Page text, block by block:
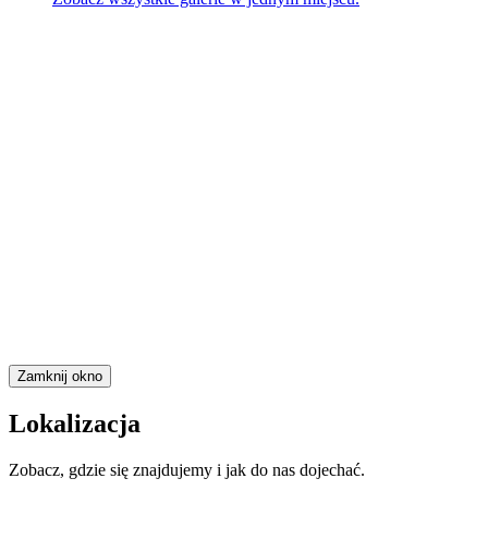
Zamknij okno
Lokalizacja
Zobacz, gdzie się znajdujemy i jak do nas dojechać.